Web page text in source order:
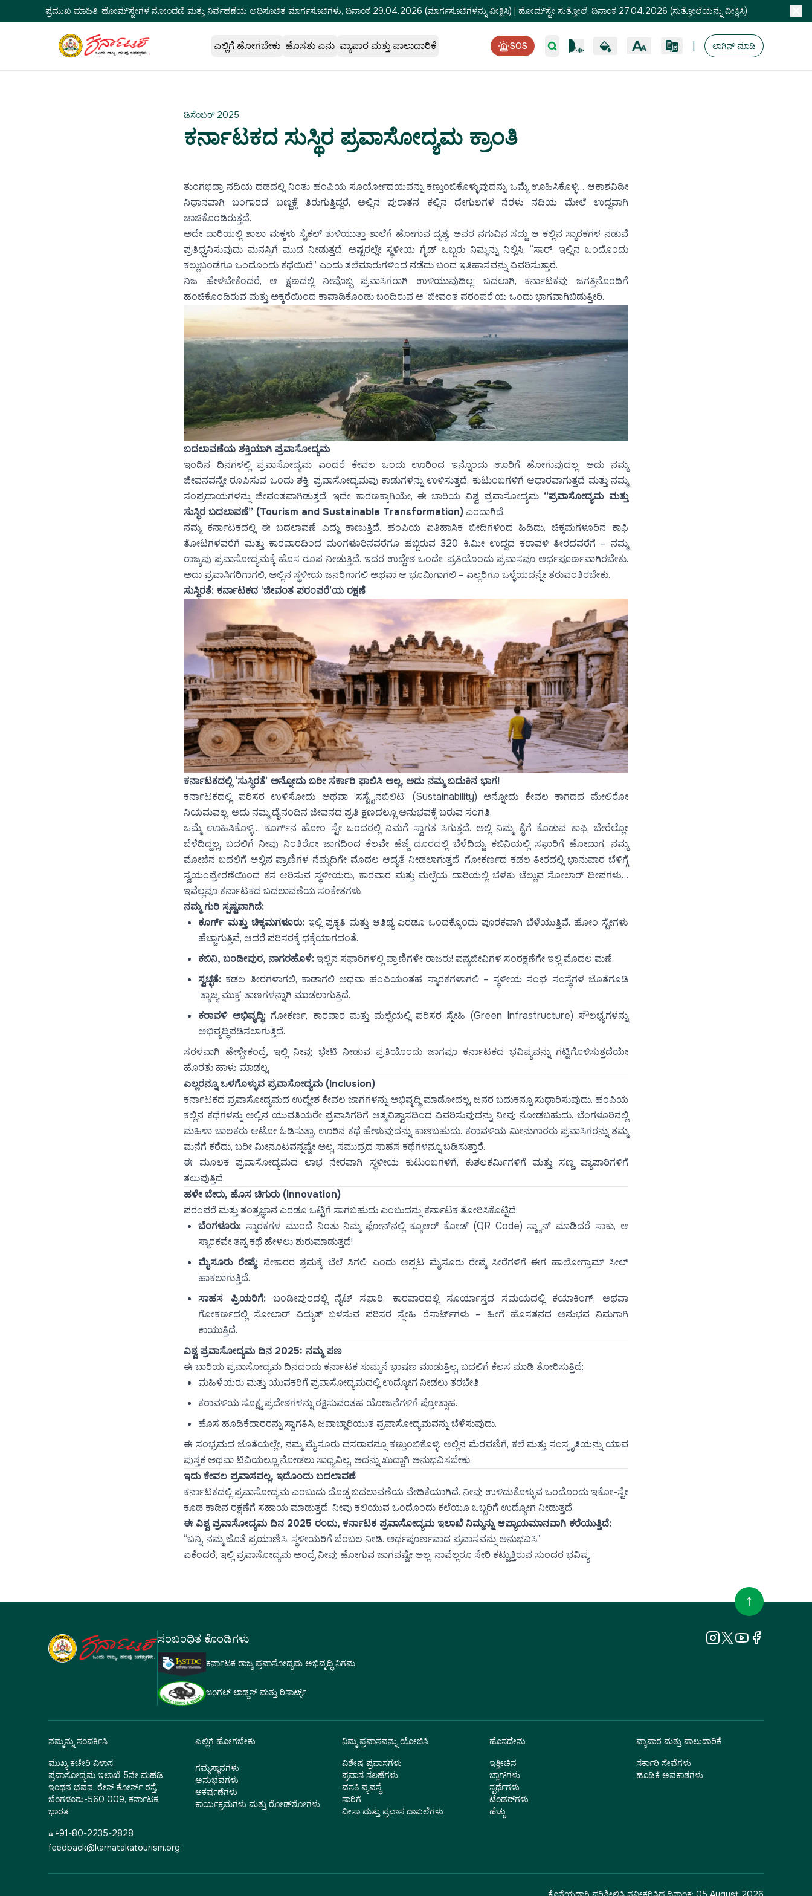
ಪ್ರಮುಖ ಮಾಹಿತಿ: ಹೋಮ್‌ಸ್ಟೇಗಳ ನೋಂದಣಿ ಮತ್ತು ನಿರ್ವಹಣೆಯ ಅಧಿಸೂಚಿತ ಮಾರ್ಗಸೂಚಿಗಳು, ದಿನಾಂಕ 29.04.2026 (ಮಾರ್ಗಸೂಚಿಗಳನ್ನು ವೀಕ್ಷಿಸಿ) | ಹೋಮ್‌ಸ್ಟೇ ಸುತ್ತೋಲೆ, ದಿನಾಂಕ 27.04.2026 (ಸುತ್ತೋಲೆಯನ್ನು ವೀಕ್ಷಿಸಿ)
ಎಲ್ಲಿಗೆ ಹೋಗಬೇಕು ಹೊಸತು ಏನು ವ್ಯಾಪಾರ ಮತ್ತು ಪಾಲುದಾರಿಕೆ SOS ಲಾಗಿನ್ ಮಾಡಿ
ಡಿಸೆಂಬರ್ 2025
ಕರ್ನಾಟಕದ ಸುಸ್ಥಿರ ಪ್ರವಾಸೋದ್ಯಮ ಕ್ರಾಂತಿ
ತುಂಗಭದ್ರಾ ನದಿಯ ದಡದಲ್ಲಿ ನಿಂತು ಹಂಪಿಯ ಸೂರ್ಯೋದಯವನ್ನು ಕಣ್ತುಂಬಿಕೊಳ್ಳುವುದನ್ನು ಒಮ್ಮೆ ಊಹಿಸಿಕೊಳ್ಳಿ… ಆಕಾಶವಿಡೀ
ನಿಧಾನವಾಗಿ ಬಂಗಾರದ ಬಣ್ಣಕ್ಕೆ ತಿರುಗುತ್ತಿದ್ದರೆ, ಅಲ್ಲಿನ ಪುರಾತನ ಕಲ್ಲಿನ ದೇಗುಲಗಳ ನೆರಳು ನದಿಯ ಮೇಲೆ ಉದ್ದವಾಗಿ
ಚಾಚಿಕೊಂಡಿರುತ್ತದೆ.
ಅದೇ ದಾರಿಯಲ್ಲಿ ಶಾಲಾ ಮಕ್ಕಳು ಸೈಕಲ್ ತುಳಿಯುತ್ತಾ ಶಾಲೆಗೆ ಹೋಗುವ ದೃಶ್ಯ, ಅವರ ನಗುವಿನ ಸದ್ದು ಆ ಕಲ್ಲಿನ ಸ್ಮಾರಕಗಳ ನಡುವೆ
ಪ್ರತಿಧ್ವನಿಸುವುದು ಮನಸ್ಸಿಗೆ ಮುದ ನೀಡುತ್ತದೆ. ಅಷ್ಟರಲ್ಲೇ ಸ್ಥಳೀಯ ಗೈಡ್ ಒಬ್ಬರು ನಿಮ್ಮನ್ನು ನಿಲ್ಲಿಸಿ, “ಸಾರ್, ಇಲ್ಲಿನ ಒಂದೊಂದು
ಕಲ್ಲುಬಂಡೆಗೂ ಒಂದೊಂದು ಕಥೆಯಿದೆ” ಎಂದು ತಲೆಮಾರುಗಳಿಂದ ನಡೆದು ಬಂದ ಇತಿಹಾಸವನ್ನು ವಿವರಿಸುತ್ತಾರೆ.
ನಿಜ ಹೇಳಬೇಕೆಂದರೆ, ಆ ಕ್ಷಣದಲ್ಲಿ ನೀವೊಬ್ಬ ಪ್ರವಾಸಿಗರಾಗಿ ಉಳಿಯುವುದಿಲ್ಲ; ಬದಲಾಗಿ, ಕರ್ನಾಟಕವು ಜಗತ್ತಿನೊಂದಿಗೆ
ಹಂಚಿಕೊಂಡಿರುವ ಮತ್ತು ಅಕ್ಕರೆಯಿಂದ ಕಾಪಾಡಿಕೊಂಡು ಬಂದಿರುವ ಆ ‘ಜೀವಂತ ಪರಂಪರೆ’ಯ ಒಂದು ಭಾಗವಾಗಿಬಿಡುತ್ತೀರಿ.
ಬದಲಾವಣೆಯ ಶಕ್ತಿಯಾಗಿ ಪ್ರವಾಸೋದ್ಯಮ
ಇಂದಿನ ದಿನಗಳಲ್ಲಿ ಪ್ರವಾಸೋದ್ಯಮ ಎಂದರೆ ಕೇವಲ ಒಂದು ಊರಿಂದ ಇನ್ನೊಂದು ಊರಿಗೆ ಹೋಗುವುದಲ್ಲ. ಅದು ನಮ್ಮ
ಜೀವನವನ್ನೇ ರೂಪಿಸುವ ಒಂದು ಶಕ್ತಿ. ಪ್ರವಾಸೋದ್ಯಮವು ಕಾಡುಗಳನ್ನು ಉಳಿಸುತ್ತದೆ, ಕುಟುಂಬಗಳಿಗೆ ಆಧಾರವಾಗುತ್ತದೆ ಮತ್ತು ನಮ್ಮ
ಸಂಪ್ರದಾಯಗಳನ್ನು ಜೀವಂತವಾಗಿಡುತ್ತದೆ. ಇದೇ ಕಾರಣಕ್ಕಾಗಿಯೇ, ಈ ಬಾರಿಯ ವಿಶ್ವ ಪ್ರವಾಸೋದ್ಯಮ “ಪ್ರವಾಸೋದ್ಯಮ ಮತ್ತು
ಸುಸ್ಥಿರ ಬದಲಾವಣೆ” (Tourism and Sustainable Transformation)ಎಂದಾಗಿದೆ.
ನಮ್ಮ ಕರ್ನಾಟಕದಲ್ಲಿ ಈ ಬದಲಾವಣೆ ಎದ್ದು ಕಾಣುತ್ತಿದೆ. ಹಂಪಿಯ ಐತಿಹಾಸಿಕ ಬೀದಿಗಳಿಂದ ಹಿಡಿದು, ಚಿಕ್ಕಮಗಳೂರಿನ ಕಾಫಿ
ತೋಟಗಳವರೆಗೆ ಮತ್ತು ಕಾರವಾರದಿಂದ ಮಂಗಳೂರಿನವರೆಗೂ ಹಬ್ಬಿರುವ 320 ಕಿ.ಮೀ ಉದ್ದದ ಕರಾವಳಿ ತೀರದವರೆಗೆ – ನಮ್ಮ
ರಾಜ್ಯವು ಪ್ರವಾಸೋದ್ಯಮಕ್ಕೆ ಹೊಸ ರೂಪ ನೀಡುತ್ತಿದೆ. ಇದರ ಉದ್ದೇಶ ಒಂದೇ: ಪ್ರತಿಯೊಂದು ಪ್ರವಾಸವೂ ಅರ್ಥಪೂರ್ಣವಾಗಿರಬೇಕು.
ಅದು ಪ್ರವಾಸಿಗರಿಗಾಗಲಿ, ಅಲ್ಲಿನ ಸ್ಥಳೀಯ ಜನರಿಗಾಗಲಿ ಅಥವಾ ಆ ಭೂಮಿಗಾಗಲಿ – ಎಲ್ಲರಿಗೂ ಒಳ್ಳೆಯದನ್ನೇ ತರುವಂತಿರಬೇಕು.
ಸುಸ್ಥಿರತೆ: ಕರ್ನಾಟಕದ ‘ಜೀವಂತ ಪರಂಪರೆ’ಯ ರಕ್ಷಣೆ
ಕರ್ನಾಟಕದಲ್ಲಿ ‘ಸುಸ್ಥಿರತೆ’ ಅನ್ನೋದು ಬರೀ ಸರ್ಕಾರಿ ಫಾಲಿಸಿ ಅಲ್ಲ, ಅದು ನಮ್ಮ ಬದುಕಿನ ಭಾಗ!
ಕರ್ನಾಟಕದಲ್ಲಿ ಪರಿಸರ ಉಳಿಸೋದು ಅಥವಾ ‘ಸಸ್ಟೈನಬಿಲಿಟಿ’ (Sustainability) ಅನ್ನೋದು ಕೇವಲ ಕಾಗದದ ಮೇಲಿರೋ
ನಿಯಮವಲ್ಲ. ಅದು ನಮ್ಮ ದೈನಂದಿನ ಜೀವನದ ಪ್ರತಿ ಕ್ಷಣದಲ್ಲೂ ಅನುಭವಕ್ಕೆ ಬರುವ ಸಂಗತಿ.
ಒಮ್ಮೆ ಊಹಿಸಿಕೊಳ್ಳಿ… ಕೂರ್ಗ್‌ನ ಹೋಂ ಸ್ಟೇ ಒಂದರಲ್ಲಿ ನಿಮಗೆ ಸ್ವಾಗತ ಸಿಗುತ್ತದೆ. ಅಲ್ಲಿ ನಿಮ್ಮ ಕೈಗೆ ಕೊಡುವ ಕಾಫಿ, ಬೇರೆಲ್ಲೋ
ಬೆಳೆದಿದ್ದಲ್ಲ, ಬದಲಿಗೆ ನೀವು ನಿಂತಿರೋ ಜಾಗದಿಂದ ಕೆಲವೇ ಹೆಜ್ಜೆ ದೂರದಲ್ಲಿ ಬೆಳೆದಿದ್ದು. ಕಬಿನಿಯಲ್ಲಿ ಸಫಾರಿಗೆ ಹೋದಾಗ, ನಮ್ಮ
ಮೋಜಿನ ಬದಲಿಗೆ ಅಲ್ಲಿನ ಪ್ರಾಣಿಗಳ ನೆಮ್ಮದಿಗೇ ಮೊದಲ ಆದ್ಯತೆ ನೀಡಲಾಗುತ್ತದೆ. ಗೋಕರ್ಣದ ಕಡಲ ತೀರದಲ್ಲಿ ಭಾನುವಾರ ಬೆಳಿಗ್ಗೆ
ಸ್ವಯಂಪ್ರೇರಣೆಯಿಂದ ಕಸ ಆರಿಸುವ ಸ್ಥಳೀಯರು, ಕಾರವಾರ ಮತ್ತು ಮಲ್ಪೆಯ ದಾರಿಯಲ್ಲಿ ಬೆಳಕು ಚೆಲ್ಲುವ ಸೋಲಾರ್ ದೀಪಗಳು…
ಇವೆಲ್ಲವೂ ಕರ್ನಾಟಕದ ಬದಲಾವಣೆಯ ಸಂಕೇತಗಳು.
ನಮ್ಮ ಗುರಿ ಸ್ಪಷ್ಟವಾಗಿದೆ:
ಕೂರ್ಗ್ ಮತ್ತು ಚಿಕ್ಕಮಗಳೂರು: ಇಲ್ಲಿ ಪ್ರಕೃತಿ ಮತ್ತು ಆತಿಥ್ಯ ಎರಡೂ ಒಂದಕ್ಕೊಂದು ಪೂರಕವಾಗಿ ಬೆಳೆಯುತ್ತಿವೆ. ಹೋಂ ಸ್ಟೇಗಳು
ಹೆಚ್ಚಾಗುತ್ತಿವೆ, ಆದರೆ ಪರಿಸರಕ್ಕೆ ಧಕ್ಕೆಯಾಗದಂತೆ.
ಕಬಿನಿ, ಬಂಡೀಪುರ, ನಾಗರಹೊಳೆ:ಇಲ್ಲಿನ ಸಫಾರಿಗಳಲ್ಲಿ ಪ್ರಾಣಿಗಳೇ ರಾಜರು! ವನ್ಯಜೀವಿಗಳ ಸಂರಕ್ಷಣೆಗೇ ಇಲ್ಲಿ ಮೊದಲ ಮಣೆ.
ಸ್ವಚ್ಛತೆ: ಕಡಲ ತೀರಗಳಾಗಲಿ, ಕಾಡಾಗಲಿ ಅಥವಾ ಹಂಪಿಯಂತಹ ಸ್ಮಾರಕಗಳಾಗಲಿ – ಸ್ಥಳೀಯ ಸಂಘ ಸಂಸ್ಥೆಗಳ ಜೊತೆಗೂಡಿ
‘ತ್ಯಾಜ್ಯ ಮುಕ್ತ’ ತಾಣಗಳನ್ನಾಗಿ ಮಾಡಲಾಗುತ್ತಿದೆ.
ಕರಾವಳಿ ಅಭಿವೃದ್ಧಿ: ಗೋಕರ್ಣ, ಕಾರವಾರ ಮತ್ತು ಮಲ್ಪೆಯಲ್ಲಿ ಪರಿಸರ ಸ್ನೇಹಿ (Green Infrastructure) ಸೌಲಭ್ಯಗಳನ್ನು
ಅಭಿವೃದ್ಧಿಪಡಿಸಲಾಗುತ್ತಿದೆ.
ಸರಳವಾಗಿ ಹೇಳ್ಬೇಕಂದ್ರೆ, ಇಲ್ಲಿ ನೀವು ಭೇಟಿ ನೀಡುವ ಪ್ರತಿಯೊಂದು ಜಾಗವೂ ಕರ್ನಾಟಕದ ಭವಿಷ್ಯವನ್ನು ಗಟ್ಟಿಗೊಳಿಸುತ್ತದೆಯೇ
ಹೊರತು ಹಾಳು ಮಾಡಲ್ಲ.
ಎಲ್ಲರನ್ನೂ ಒಳಗೊಳ್ಳುವ ಪ್ರವಾಸೋದ್ಯಮ (Inclusion)
ಕರ್ನಾಟಕದ ಪ್ರವಾಸೋದ್ಯಮದ ಉದ್ದೇಶ ಕೇವಲ ಜಾಗಗಳನ್ನು ಅಭಿವೃದ್ಧಿ ಮಾಡೋದಲ್ಲ, ಜನರ ಬದುಕನ್ನೂ ಸುಧಾರಿಸುವುದು. ಹಂಪಿಯ
ಕಲ್ಲಿನ ಕಥೆಗಳನ್ನು ಅಲ್ಲಿನ ಯುವತಿಯರೇ ಪ್ರವಾಸಿಗರಿಗೆ ಆತ್ಮವಿಶ್ವಾಸದಿಂದ ವಿವರಿಸುವುದನ್ನು ನೀವು ನೋಡಬಹುದು. ಬೆಂಗಳೂರಿನಲ್ಲಿ
ಮಹಿಳಾ ಚಾಲಕರು ಆಟೋ ಓಡಿಸುತ್ತಾ, ಊರಿನ ಕಥೆ ಹೇಳುವುದನ್ನು ಕಾಣಬಹುದು. ಕರಾವಳಿಯ ಮೀನುಗಾರರು ಪ್ರವಾಸಿಗರನ್ನು ತಮ್ಮ
ಮನೆಗೆ ಕರೆದು, ಬರೀ ಮೀನೂಟವನ್ನಷ್ಟೇ ಅಲ್ಲ, ಸಮುದ್ರದ ಸಾಹಸ ಕಥೆಗಳನ್ನೂ ಬಡಿಸುತ್ತಾರೆ.
ಈ ಮೂಲಕ ಪ್ರವಾಸೋದ್ಯಮದ ಲಾಭ ನೇರವಾಗಿ ಸ್ಥಳೀಯ ಕುಟುಂಬಗಳಿಗೆ, ಕುಶಲಕರ್ಮಿಗಳಿಗೆ ಮತ್ತು ಸಣ್ಣ ವ್ಯಾಪಾರಿಗಳಿಗೆ
ತಲುಪುತ್ತಿದೆ.
ಹಳೇ ಬೇರು, ಹೊಸ ಚಿಗುರು (Innovation)
ಪರಂಪರೆ ಮತ್ತು ತಂತ್ರಜ್ಞಾನ ಎರಡೂ ಒಟ್ಟಿಗೆ ಸಾಗಬಹುದು ಎಂಬುದನ್ನು ಕರ್ನಾಟಕ ತೋರಿಸಿಕೊಟ್ಟಿದೆ:
ಬೆಂಗಳೂರು: ಸ್ಮಾರಕಗಳ ಮುಂದೆ ನಿಂತು ನಿಮ್ಮ ಫೋನ್‌ನಲ್ಲಿ ಕ್ಯೂಆರ್ ಕೋಡ್ (QR Code) ಸ್ಕ್ಯಾನ್ ಮಾಡಿದರೆ ಸಾಕು, ಆ
ಸ್ಮಾರಕವೇ ತನ್ನ ಕಥೆ ಹೇಳಲು ಶುರುಮಾಡುತ್ತದೆ!
ಮೈಸೂರು ರೇಷ್ಮೆ: ನೇಕಾರರ ಶ್ರಮಕ್ಕೆ ಬೆಲೆ ಸಿಗಲಿ ಎಂದು ಅಪ್ಪಟ ಮೈಸೂರು ರೇಷ್ಮೆ ಸೀರೆಗಳಿಗೆ ಈಗ ಹಾಲೋಗ್ರಾಮ್ ಸೀಲ್
ಹಾಕಲಾಗುತ್ತಿದೆ.
ಸಾಹಸ ಪ್ರಿಯರಿಗೆ: ಬಂಡೀಪುರದಲ್ಲಿ ನೈಟ್ ಸಫಾರಿ, ಕಾರವಾರದಲ್ಲಿ ಸೂರ್ಯಾಸ್ತದ ಸಮಯದಲ್ಲಿ ಕಯಾಕಿಂಗ್, ಅಥವಾ
ಗೋಕರ್ಣದಲ್ಲಿ ಸೋಲಾರ್ ವಿದ್ಯುತ್ ಬಳಸುವ ಪರಿಸರ ಸ್ನೇಹಿ ರೆಸಾರ್ಟ್‌ಗಳು – ಹೀಗೆ ಹೊಸತನದ ಅನುಭವ ನಿಮಗಾಗಿ
ಕಾಯುತ್ತಿದೆ.
ವಿಶ್ವ ಪ್ರವಾಸೋದ್ಯಮ ದಿನ 2025: ನಮ್ಮ ಪಣ
ಈ ಬಾರಿಯ ಪ್ರವಾಸೋದ್ಯಮ ದಿನದಂದು ಕರ್ನಾಟಕ ಸುಮ್ಮನೆ ಭಾಷಣ ಮಾಡುತ್ತಿಲ್ಲ, ಬದಲಿಗೆ ಕೆಲಸ ಮಾಡಿ ತೋರಿಸುತ್ತಿದೆ:
ಮಹಿಳೆಯರು ಮತ್ತು ಯುವಕರಿಗೆ ಪ್ರವಾಸೋದ್ಯಮದಲ್ಲಿ ಉದ್ಯೋಗ ನೀಡಲು ತರಬೇತಿ.
ಕರಾವಳಿಯ ಸೂಕ್ಷ್ಮ ಪ್ರದೇಶಗಳನ್ನು ರಕ್ಷಿಸುವಂತಹ ಯೋಜನೆಗಳಿಗೆ ಪ್ರೋತ್ಸಾಹ.
ಹೊಸ ಹೂಡಿಕೆದಾರರನ್ನು ಸ್ವಾಗತಿಸಿ, ಜವಾಬ್ದಾರಿಯುತ ಪ್ರವಾಸೋದ್ಯಮವನ್ನು ಬೆಳೆಸುವುದು.
ಈ ಸಂಭ್ರಮದ ಜೊತೆಯಲ್ಲೇ, ನಮ್ಮ ಮೈಸೂರು ದಸರಾವನ್ನೂ ಕಣ್ತುಂಬಿಕೊಳ್ಳಿ. ಅಲ್ಲಿನ ಮೆರವಣಿಗೆ, ಕಲೆ ಮತ್ತು ಸಂಸ್ಕೃತಿಯನ್ನು ಯಾವ
ಪುಸ್ತಕ ಅಥವಾ ಟಿವಿಯಲ್ಲೂ ನೋಡಲು ಸಾಧ್ಯವಿಲ್ಲ, ಅದನ್ನು ಖುದ್ದಾಗಿ ಅನುಭವಿಸಬೇಕು.
ಇದು ಕೇವಲ ಪ್ರವಾಸವಲ್ಲ, ಇದೊಂದು ಬದಲಾವಣೆ
ಕರ್ನಾಟಕದಲ್ಲಿ ಪ್ರವಾಸೋದ್ಯಮ ಎಂಬುದು ದೊಡ್ಡ ಬದಲಾವಣೆಯ ವೇದಿಕೆಯಾಗಿದೆ. ನೀವು ಉಳಿದುಕೊಳ್ಳುವ ಒಂದೊಂದು ಇಕೋ-ಸ್ಟೇ
ಕೂಡ ಕಾಡಿನ ರಕ್ಷಣೆಗೆ ಸಹಾಯ ಮಾಡುತ್ತದೆ. ನೀವು ಕಲಿಯುವ ಒಂದೊಂದು ಕಲೆಯೂ ಒಬ್ಬರಿಗೆ ಉದ್ಯೋಗ ನೀಡುತ್ತದೆ.
ಈ ವಿಶ್ವ ಪ್ರವಾಸೋದ್ಯಮ ದಿನ 2025 ರಂದು, ಕರ್ನಾಟಕ ಪ್ರವಾಸೋದ್ಯಮ ಇಲಾಖೆ ನಿಮ್ಮನ್ನು ಆಪ್ಯಾಯಮಾನವಾಗಿ ಕರೆಯುತ್ತಿದೆ:
“ಬನ್ನಿ, ನಮ್ಮ ಜೊತೆ ಪ್ರಯಾಣಿಸಿ. ಸ್ಥಳೀಯರಿಗೆ ಬೆಂಬಲ ನೀಡಿ. ಅರ್ಥಪೂರ್ಣವಾದ ಪ್ರವಾಸವನ್ನು ಅನುಭವಿಸಿ.”
ಏಕೆಂದರೆ, ಇಲ್ಲಿ ಪ್ರವಾಸೋದ್ಯಮ ಅಂದ್ರೆ ನೀವು ಹೋಗುವ ಜಾಗವಷ್ಟೇ ಅಲ್ಲ, ನಾವೆಲ್ಲರೂ ಸೇರಿ ಕಟ್ಟುತ್ತಿರುವ ಸುಂದರ ಭವಿಷ್ಯ.
ಸಂಬಂಧಿತ ಕೊಂಡಿಗಳು
ಕರ್ನಾಟಕ ರಾಜ್ಯ ಪ್ರವಾಸೋದ್ಯಮ ಅಭಿವೃದ್ಧಿ ನಿಗಮ
ಜಂಗಲ್ ಲಾಡ್ಜಸ್ ಮತ್ತು ರಿಸಾರ್ಟ್ಸ್
ನಮ್ಮನ್ನು ಸಂಪರ್ಕಿಸಿ
ಮುಖ್ಯ ಕಚೇರಿ ವಿಳಾಸ:
ಪ್ರವಾಸೋದ್ಯಮ ಇಲಾಖೆ 5ನೇ ಮಹಡಿ,
ಇಂಧನ ಭವನ, ರೇಸ್ ಕೋರ್ಸ್ ರಸ್ತೆ,
ಬೆಂಗಳೂರು-560 009, ಕರ್ನಾಟಕ,
ಭಾರತ
☎ +91-80-2235-2828
feedback@karnatakatourism.org
ಎಲ್ಲಿಗೆ ಹೋಗಬೇಕು
ಗಮ್ಯಸ್ಥಾನಗಳು
ಅನುಭವಗಳು
ಆಕರ್ಷಣೆಗಳು
ಕಾರ್ಯಕ್ರಮಗಳು ಮತ್ತು ರೋಡ್‌ಶೋಗಳು
ನಿಮ್ಮ ಪ್ರವಾಸವನ್ನು ಯೋಜಿಸಿ
ವಿಶೇಷ ಪ್ರವಾಸಗಳು
ಪ್ರವಾಸ ಸಲಹೆಗಳು
ವಸತಿ ವ್ಯವಸ್ಥೆ
ಸಾರಿಗೆ
ವೀಸಾ ಮತ್ತು ಪ್ರವಾಸ ದಾಖಲೆಗಳು
ಹೊಸದೇನು
ಇತ್ತೀಚಿನ
ಬ್ಲಾಗ್‌ಗಳು
ಸ್ಪರ್ಧೆಗಳು
ಟೆಂಡರ್‌ಗಳು
ಹೆಚ್ಚು
ವ್ಯಾಪಾರ ಮತ್ತು ಪಾಲುದಾರಿಕೆ
ಸರ್ಕಾರಿ ಸೇವೆಗಳು
ಹೂಡಿಕೆ ಅವಕಾಶಗಳು